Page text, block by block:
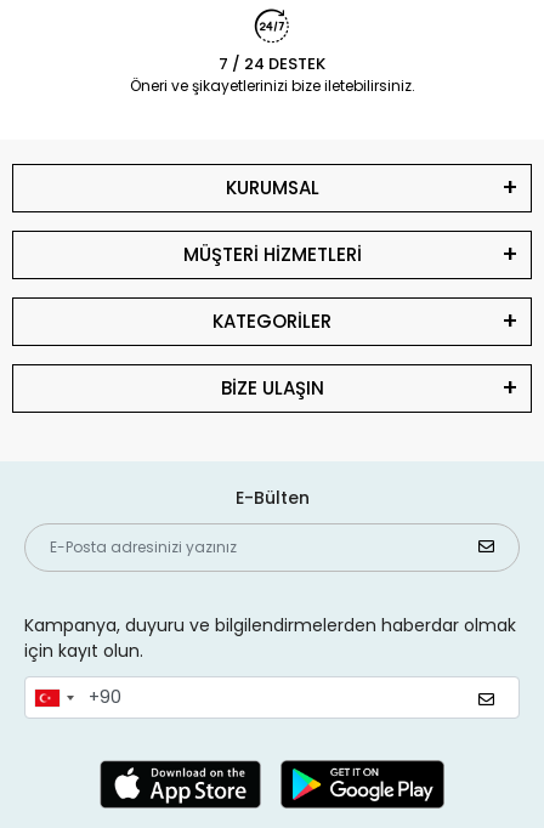
7 / 24 DESTEK
Öneri ve şikayetlerinizi bize iletebilirsiniz.
KURUMSAL
MÜŞTERİ HİZMETLERİ
KATEGORİLER
BİZE ULAŞIN
E-Bülten
Kampanya, duyuru ve bilgilendirmelerden haberdar olmak
için kayıt olun.